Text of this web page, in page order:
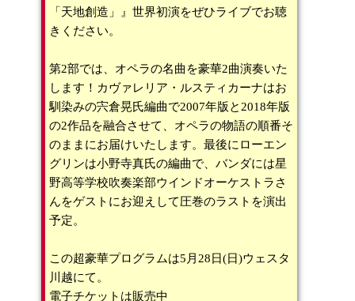
「天地創造」』世界初演をぜひライブでお聴
きください。
第2部では、オペラの名曲を豪華2曲演奏いた
します！カヴァレリア・ルスティカーナはお
馴染みの宍倉晃氏編曲で2007年版と2018年版
の2作品を融合させて、オペラの物語の順番そ
のままにお届けいたします。最後にローエン
グリンは小野寺真氏の編曲で、バンダには星
野高等学校吹奏楽部ウインドオーケストラさ
んをゲストにお迎えして圧巻のラストを演出
予定。
この超豪華プログラムは5月28日(日)ウェスタ
川越にて。
電子チケットは販売中